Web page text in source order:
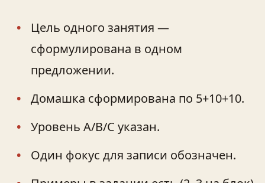
Цель одного занятия —
сформулирована в одном
предложении.
Домашка сформирована по 5+10+10.
Уровень A/B/C указан.
Один фокус для записи обозначен.